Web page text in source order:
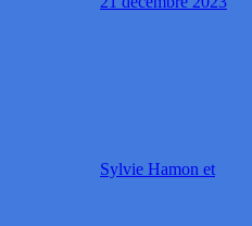
Sylvie Hamon et